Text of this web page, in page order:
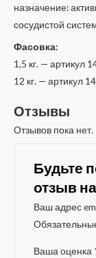
назначение:
сосудистой
Фасовка:
1,5 кг. — артикул
12 кг. — артикул
Отзывы
Отзывов пока нет.
Будьте
отзыв на
Ваш адрес
Ваша оценка